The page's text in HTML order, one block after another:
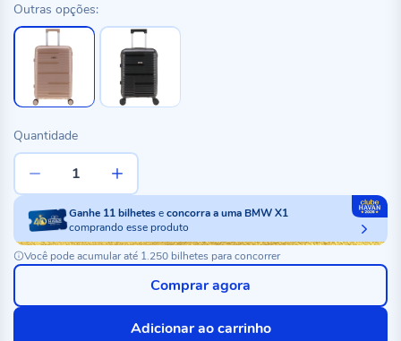
Outras opções:
Quantidade
Ganhe 11bilheteseconcorra a uma BMW X1
comprando esse produto
Você pode acumular até 1.250 bilhetes para concorrer
Adicionar ao carrinho
Comprar agora